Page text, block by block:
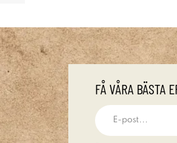
FÅ VÅRA BÄSTA